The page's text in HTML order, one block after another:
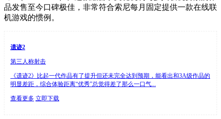
品发售至今口碑极佳，非常符合索尼每月固定提供一款在线联
机游戏的惯例。
遗迹2
第三人称射击
《遗迹2》比起一代作品有了提升但还未完全达到预期，能看出和3A级作品的
明显差距，综合体验距离“优秀”总觉得差了那么一口气...
查看更多 立即下载